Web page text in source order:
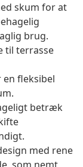
skum for at
brug.
til terrasse
fleksibel
betræk
med rene